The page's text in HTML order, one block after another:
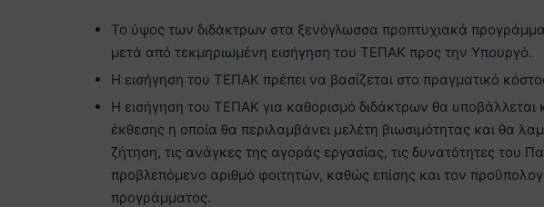
Το ύψος των διδάκτρων στα ξενόγλωσσα προπτυχιακά
μετά από τεκμηριωμένη εισήγηση του ΤΕΠΑΚ προς την Υπουργό.
Η εισήγηση του ΤΕΠΑΚ πρέπει να βασίζεται στο πραγματικό
Η εισήγηση του ΤΕΠΑΚ για καθορισμό διδάκτρων θα
έκθεσης η οποία θα περιλαμβάνει μελέτη βιωσιμότητας και θα
ζήτηση, τις ανάγκες της αγοράς εργασίας, τις δυνατότητες του
προβλεπόμενο αριθμό φοιτητών, καθώς επίσης και τον
προγράμματος.